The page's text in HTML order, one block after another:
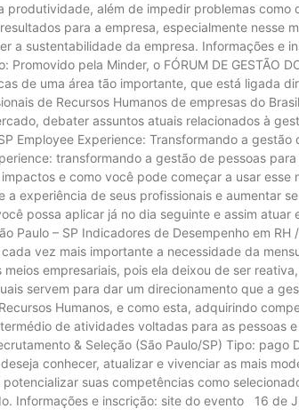
além de impedir problemas como
para a empresa, especialmente nesse
a sustentabilidade da empresa. Informações e
pela Minder, o FÓRUM DE GESTÃO
de uma área tão importante, que está ligada
de Recursos Humanos de empresas do
debater assuntos atuais relacionados à
Employee Experience: Transformando a
transformando a gestão de pessoas
e como você pode começar a usar
experiência de seus profissionais e aumentar
possa aplicar já no dia seguinte e assim
– SP Indicadores de Desempenho em RH
vez mais importante a necessidade da
empresariais, pois ela deixou de ser
servem para dar um direcionamento que a
Humanos, e como esta, adquirindo
de atividades voltadas para as pessoas
& Seleção (São Paulo/SP) Tipo:
conhecer, atualizar e vivenciar as mais
suas competências como
e inscrição: site do evento 16 de